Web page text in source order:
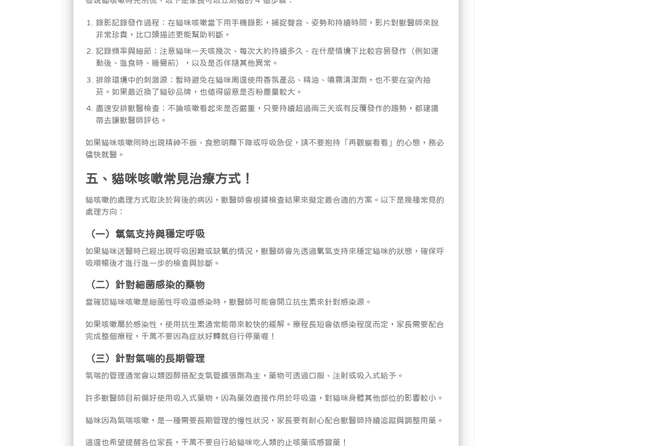
錄影記錄發作過程：在貓咪咳嗽當下用手機錄影，捕捉聲音、姿勢和持續時間，影片對獸醫師來說
非常珍貴，比口頭描述更能幫助判斷。
記錄頻率與細節：注意貓咪一天咳幾次、每次大約持續多久、在什麼情境下比較容易發作（例如運
動後、進食時、睡覺前），以及是否伴隨其他異常。
排除環境中的刺激源：暫時避免在貓咪周邊使用香氛產品、精油、噴霧清潔劑，也不要在室內抽
菸。如果最近換了貓砂品牌，也值得留意是否粉塵量較大。
盡速安排獸醫檢查：不論咳嗽看起來是否嚴重，只要持續超過兩三天或有反覆發作的趨勢，都建議
帶去讓獸醫師評估。
如果貓咪咳嗽同時出現精神不振、食慾明顯下降或呼吸急促，請不要抱持「再觀察看看」的心態，務必
儘快就醫。
五、貓咪咳嗽常見治療方式！
貓咳嗽的處理方式取決於背後的病因，獸醫師會根據檢查結果來擬定最合適的方案。以下是幾種常見的
處理方向：
（一）氧氣支持與穩定呼吸
如果貓咪送醫時已經出現呼吸困難或缺氧的情況，獸醫師會先透過氧氣支持來穩定貓咪的狀態，確保呼
吸順暢後才進行進一步的檢查與診斷。
（二）針對細菌感染的藥物
當確認貓咪咳嗽是細菌性呼吸道感染時，獸醫師可能會開立抗生素來針對感染源。
如果咳嗽屬於感染性，使用抗生素通常能帶來較快的緩解。療程長短會依感染程度而定，家長需要配合
完成整個療程，千萬不要因為症狀好轉就自行停藥喔！
（三）針對氣喘的長期管理
氣喘的管理通常會以類固醇搭配支氣管擴張劑為主，藥物可透過口服、注射或吸入式給予。
許多獸醫師目前偏好使用吸入式藥物，因為藥效直接作用於呼吸道，對貓咪身體其他部位的影響較小。
貓咪因為氣喘咳嗽，是一種需要長期管理的慢性狀況，家長要有耐心配合獸醫師持續追蹤與調整用藥。
這邊也希望提醒各位家長，千萬不要自行給貓咪吃人類的止咳藥或感冒藥！